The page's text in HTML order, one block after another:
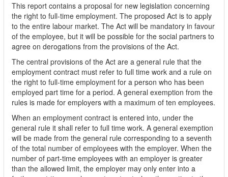
This report contains a proposal for new legislation concerning
the right to full-time employment. The proposed Act is to apply
to the entire labour market. The Act will be mandatory in favour
of the employee, but it will be possible for the social partners to
agree on derogations from the provisions of the Act.
The central provisions of the Act are a general rule that the
employment contract must refer to full time work and a rule on
the right to full-time employment for a person who has been
employed part time for a period. A general exemption from the
rules is made for employers with a maximum of ten employees.
When an employment contract is entered into, under the
general rule it shall refer to full time work. A general exemption
will be made from the general rule corresponding to a seventh
of the total number of employees with the employer. When the
number of part-time employees with an employer is greater
than the allowed limit, the employer may only enter into a